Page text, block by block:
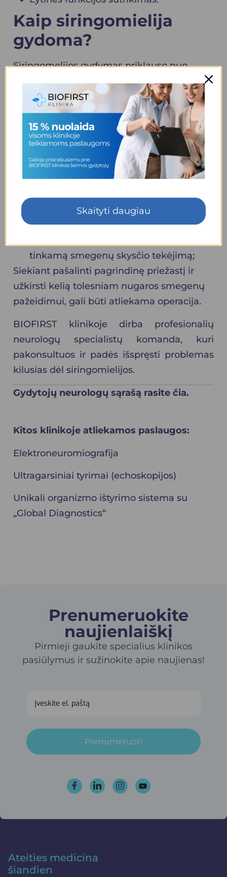
Kaip siringomielija
gydoma?
Siringomelijos gydymas priklauso nuo
simptomų sunkumo ir progresavimo.
Nepasireiškianti simptomais siringomielija
paprastai yra negydoma. Siringomielijos
gydymo tikslai yra šie:
Skausmo valdymas;
Fizinė terapija ir reabilitacija;
Tam tikros veiklos ribojimas, ypač tų,
sunkių daiktų kėlimas ir šokinėjimas.
Užkirsti kelią tolesniam nugaros
tinkamą smegenų skysčio tekėjimą;
Siekiant pašalinti pagrindinę priežastį ir
užkirsti kelią tolesniam nugaros smegenų
pažeidimui, gali būti atliekama operacija.
BIOFIRST klinikoje dirba profesionalių
neurologų specialistų komanda, kuri
pakonsultuos ir padės išspręsti problemas
kilusias dėl siringomielijos.
Gydytojų neurologų sąrašą rasite čia.
Kitos klinikoje atliekamos paslaugos:
Elektroneuromiografija
Ultragarsiniai tyrimai (echoskopijos)
Unikali organizmo ištyrimo sistema su
„Global Diagnostics“
Prenumeruokite
naujienlaiškį​
Pirmieji gaukite specialius klinikos
pasiūlymus ir sužinokite apie naujienas!
Prenumeruoti
Ateities medicina
šiandien
Skaityti daugiau